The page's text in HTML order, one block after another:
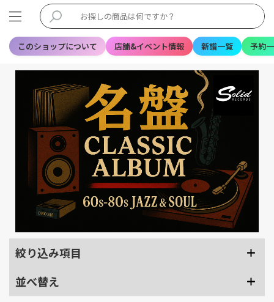
このショップについて 店舗&イベント情報 新譜一覧 予約
絞り込み項目
並べ替え